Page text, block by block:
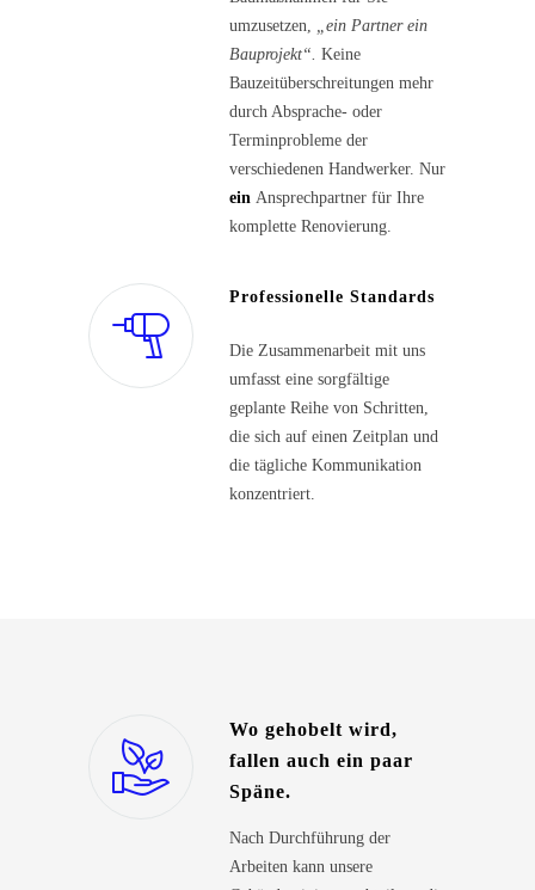
umzusetzen, „ein Partner ein
Bauprojekt“. Keine
Bauzeitüberschreitungen mehr
durch Absprache- oder
Terminprobleme der
verschiedenen Handwerker. Nur
ein Ansprechpartner für Ihre
komplette Renovierung.
Professionelle Standards
Die Zusammenarbeit mit uns
umfasst eine sorgfältige
geplante Reihe von Schritten,
die sich auf einen Zeitplan und
die tägliche Kommunikation
konzentriert.
Wo gehobelt wird,
fallen auch ein paar
Späne.
Nach Durchführung der
Arbeiten kann unsere